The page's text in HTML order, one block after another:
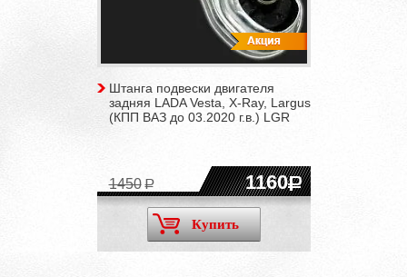
Штанга подвески двигателя
задняя LADA Vesta, X-Ray, Largus
(КПП ВАЗ до 03.2020 г.в.) LGR
1160
1450
Купить